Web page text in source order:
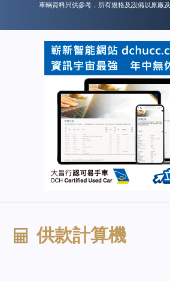
車輛資料只供參考，所有規格及設備以原廠
供款計算機